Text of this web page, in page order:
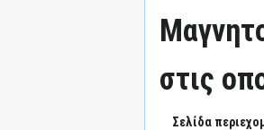
στις
Σελίδα